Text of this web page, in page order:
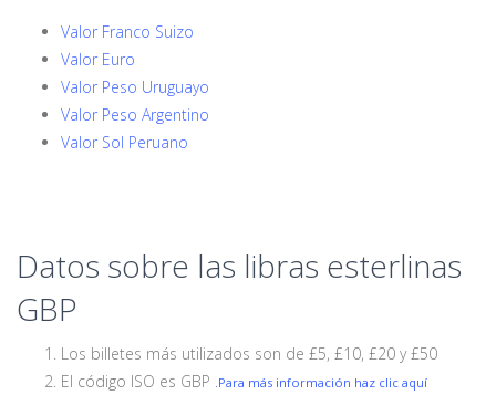
Valor Franco Suizo
Valor Euro
Valor Peso Uruguayo
Valor Peso Argentino
Valor Sol Peruano
Datos sobre las libras esterlinas
GBP
Los billetes más utilizados son de £5, £10, £20 y £50
El código ISO es GBP .Para más información haz clic aquí